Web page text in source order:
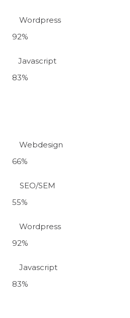
Wordpress
92%
Javascript
83%
Webdesign
66%
SEO/SEM
55%
Wordpress
92%
Javascript
83%